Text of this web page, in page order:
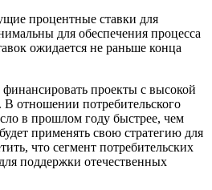
процентные ставки для
для обеспечения процесса
ожидается не раньше конца
проекты с высокой
отношении потребительского
в прошлом году быстрее, чем
применять свою стратегию для
что сегмент потребительских
поддержки отечественных